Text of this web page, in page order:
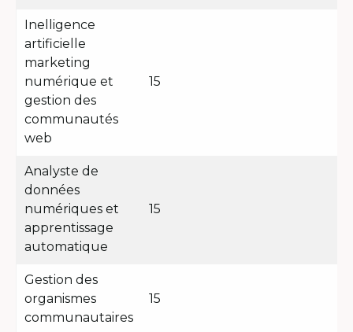
Inelligence
artificielle
marketing
numérique et
gestion des
communautés
web
15
Analyste de
données
numériques et
apprentissage
automatique
15
Gestion des
organismes
communautaires
15